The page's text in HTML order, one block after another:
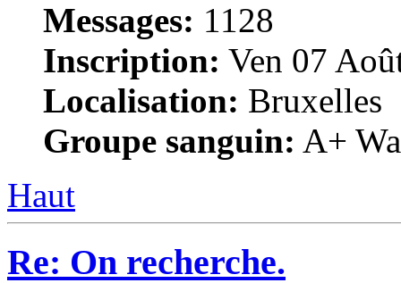
Messages: 1128
Inscription: Ven 07
Localisation: Bruxelles
Groupe sanguin: A+
Haut
Re: On recherche.